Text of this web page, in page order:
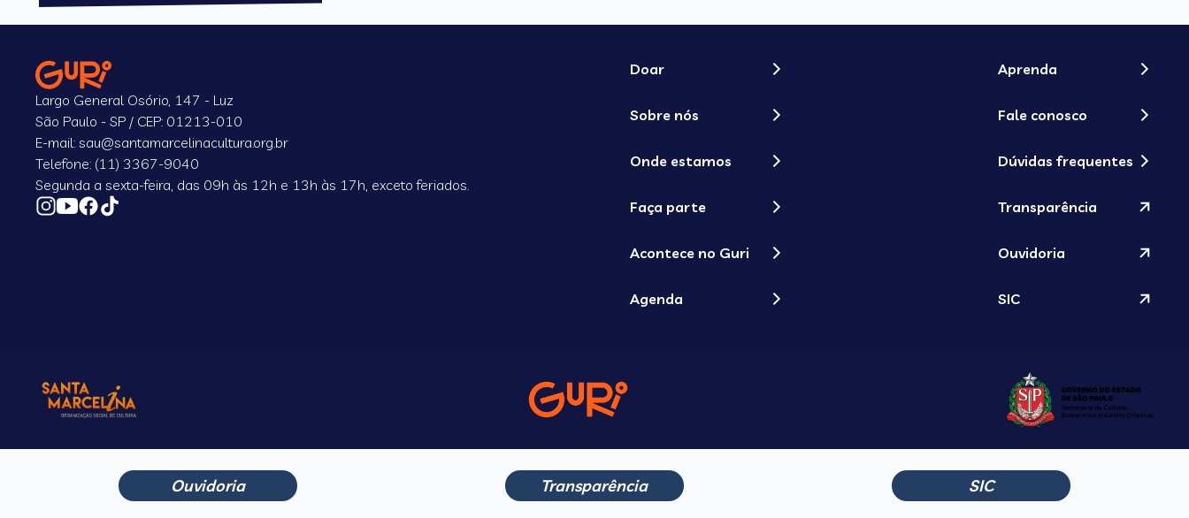
Largo General Osório, 147 - Luz
São Paulo - SP / CEP: 01213-010
E-mail: sau@santamarcelinacultura.org.br
Telefone: (11) 3367-9040
Segunda a sexta-feira, das 09h às 12h e 13h às 17h, exceto feriados.
Doar
Sobre nós
Onde estamos
Faça parte
Acontece no Guri
Agenda
Aprenda
Fale conosco
Dúvidas frequentes
Transparência
Ouvidoria
SIC
Ouvidoria Transparência SIC